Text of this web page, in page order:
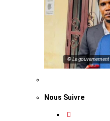
© Le gouvernement
Nous Suivre